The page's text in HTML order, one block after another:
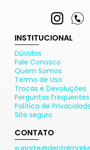
INSTITUCIONAL
Dúvidas
Fale Conosco
Quem Somos
Termo de Uso
Trocas e Devoluções
Perguntas Frequentes
Política de Privacidade
Site seguro
CONTATO